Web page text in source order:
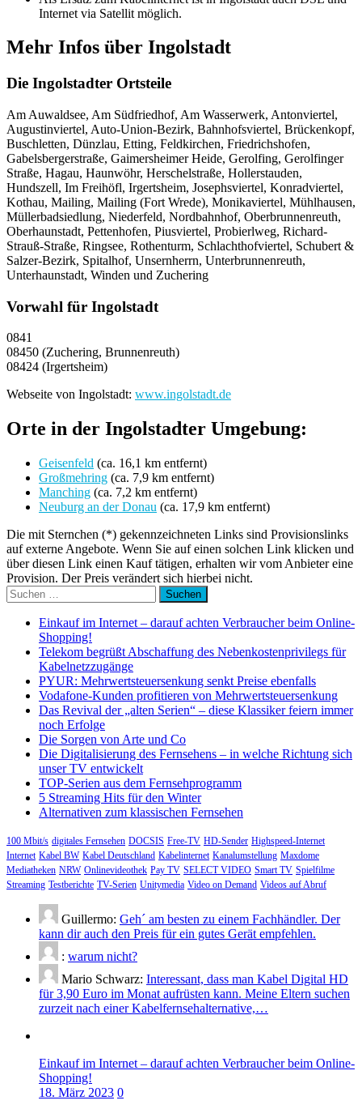
Internet via Satellit möglich.
Mehr Infos über Ingolstadt
Die Ingolstadter Ortsteile
Am Auwaldsee, Am Südfriedhof, Am Wasserwerk, Antonviertel,
Augustinviertel, Auto-Union-Bezirk, Bahnhofsviertel, Brückenkopf,
Buschletten, Dünzlau, Etting, Feldkirchen, Friedrichshofen,
Gabelsbergerstraße, Gaimersheimer Heide, Gerolfing, Gerolfinger
Straße, Hagau, Haunwöhr, Herschelstraße, Hollerstauden,
Hundszell, Im Freihöfl, Irgertsheim, Josephsviertel, Konradviertel,
Kothau, Mailing, Mailing (Fort Wrede), Monikaviertel, Mühlhausen,
Müllerbadsiedlung, Niederfeld, Nordbahnhof, Oberbrunnenreuth,
Oberhaunstadt, Pettenhofen, Piusviertel, Probierlweg, Richard-
Strauß-Straße, Ringsee, Rothenturm, Schlachthofviertel, Schubert &
Salzer-Bezirk, Spitalhof, Unsernherrn, Unterbrunnenreuth,
Unterhaunstadt, Winden und Zuchering
Vorwahl für Ingolstadt
0841
08450 (Zuchering, Brunnenreuth)
08424 (Irgertsheim)
Webseite von Ingolstadt: www.ingolstadt.de
Orte in der Ingolstadter Umgebung:
Geisenfeld (ca. 16,1 km entfernt)
Großmehring (ca. 7,9 km entfernt)
Manching (ca. 7,2 km entfernt)
Neuburg an der Donau (ca. 17,9 km entfernt)
Die mit Sternchen (*) gekennzeichneten Links sind Provisionslinks
auf externe Angebote. Wenn Sie auf einen solchen Link klicken und
über diesen Link einen Kauf tätigen, erhalten wir vom Anbieter eine
Provision. Der Preis verändert sich hierbei nicht.
Suchen
nach:
Einkauf im Internet – darauf achten Verbraucher beim Online-
Shopping!
Telekom begrüßt Abschaffung des Nebenkostenprivilegs für
Kabelnetzzugänge
PYUR: Mehrwertsteuersenkung senkt Preise ebenfalls
Vodafone-Kunden profitieren von Mehrwertsteuersenkung
Das Revival der „alten Serien“ – diese Klassiker feiern immer
noch Erfolge
Die Sorgen von Arte und Co
Die Digitalisierung des Fernsehens – in welche Richtung sich
unser TV entwickelt
TOP-Serien aus dem Fernsehprogramm
5 Streaming Hits für den Winter
Alternativen zum klassischen Fernsehen
100 Mbit/s digitales Fernsehen DOCSIS Free-TV HD-Sender Highspeed-Internet
Internet Kabel BW Kabel Deutschland Kabelinternet Kanalumstellung Maxdome
Mediatheken NRW Onlinevideothek Pay TV SELECT VIDEO Smart TV Spielfilme
Streaming Testberichte TV-Serien Unitymedia Video on Demand Videos auf Abruf
Guillermo: Geh´ am besten zu einem Fachhändler. Der
kann dir auch den Preis für ein gutes Gerät empfehlen.
: warum nicht?
Mario Schwarz: Interessant, dass man Kabel Digital HD
für 3,90 Euro im Monat aufrüsten kann. Meine Eltern suchen
zurzeit nach einer Kabelfernsehalternative,…
Einkauf im Internet – darauf achten Verbraucher beim Online-
Shopping!
18. März 2023 0